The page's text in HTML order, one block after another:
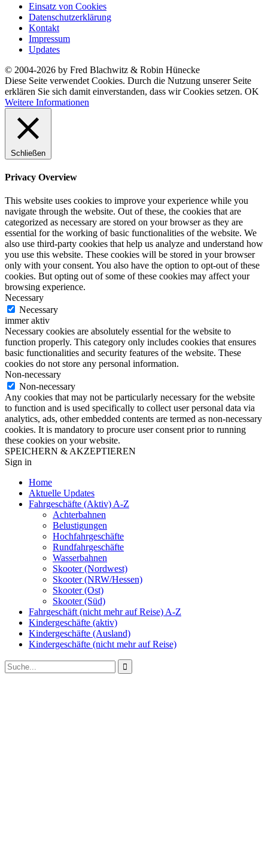
Einsatz von Cookies
Datenschutzerklärung
Kontakt
Impressum
Updates
© 2004-2026 by Fred Blachwitz & Robin Hünecke
Diese Seite verwendet Cookies. Durch die Nutzung unserer Seite
erklären Sie sich damit einverstanden, dass wir Cookies setzen. OK
Weitere Informationen
Schließen
Privacy Overview
This website uses cookies to improve your experience while you
navigate through the website. Out of these, the cookies that are
categorized as necessary are stored on your browser as they are
essential for the working of basic functionalities of the website. We
also use third-party cookies that help us analyze and understand how
you use this website. These cookies will be stored in your browser
only with your consent. You also have the option to opt-out of these
cookies. But opting out of some of these cookies may affect your
browsing experience.
Necessary
Necessary
immer aktiv
Necessary cookies are absolutely essential for the website to
function properly. This category only includes cookies that ensures
basic functionalities and security features of the website. These
cookies do not store any personal information.
Non-necessary
Non-necessary
Any cookies that may not be particularly necessary for the website
to function and is used specifically to collect user personal data via
analytics, ads, other embedded contents are termed as non-necessary
cookies. It is mandatory to procure user consent prior to running
these cookies on your website.
SPEICHERN & AKZEPTIEREN
Sign in
Home
Aktuelle Updates
Fahrgeschäfte (Aktiv) A-Z
Achterbahnen
Belustigungen
Hochfahrgeschäfte
Rundfahrgeschäfte
Wasserbahnen
Skooter (Nordwest)
Skooter (NRW/Hessen)
Skooter (Ost)
Skooter (Süd)
Fahrgeschäft (nicht mehr auf Reise) A-Z
Kindergeschäfte (aktiv)
Kindergeschäfte (Ausland)
Kindergeschäfte (nicht mehr auf Reise)